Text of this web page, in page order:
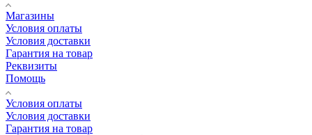
Магазины
Условия оплаты
Условия доставки
Гарантия на товар
Реквизиты
Помощь
Условия оплаты
Условия доставки
Гарантия на товар